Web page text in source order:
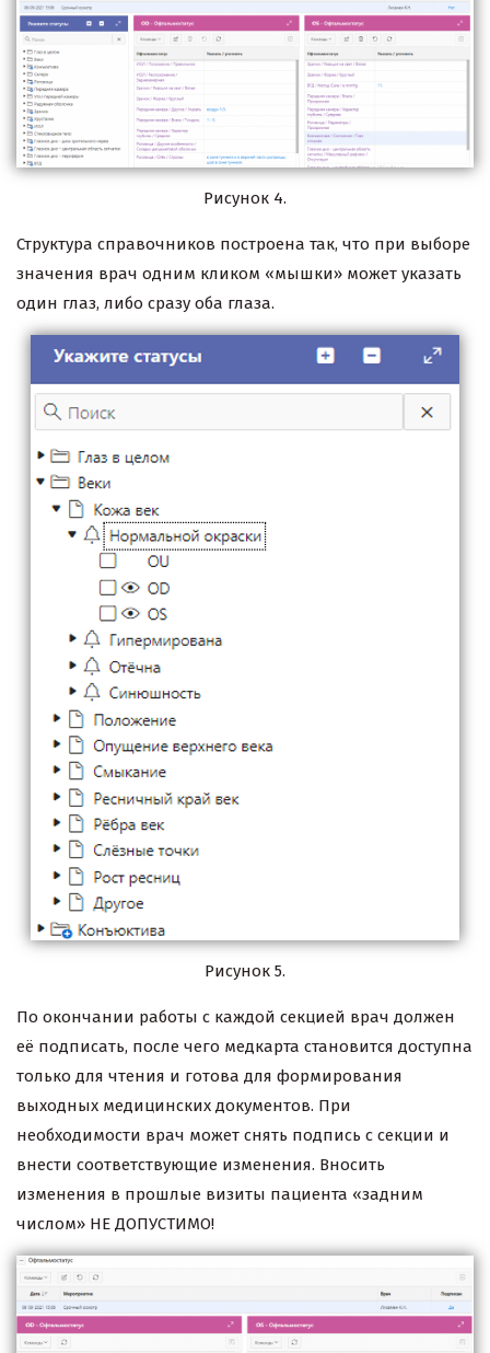
Рисунок 4.
Структура справочников построена так, что при выборе
значения врач одним кликом «мышки» может указать
один глаз, либо сразу оба глаза.
Рисунок 5.
По окончании работы с каждой секцией врач должен
её подписать, после чего медкарта становится доступна
только для чтения и готова для формирования
выходных медицинских документов. При
необходимости врач может снять подпись с секции и
внести соответствующие изменения. Вносить
изменения в прошлые визиты пациента «задним
числом» НЕ ДОПУСТИМО!